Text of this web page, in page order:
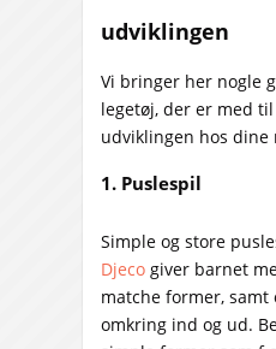
udviklingen
Vi bringer her nogle
legetøj, der er med
udviklingen hos
1. Puslespil
Simple og store
Djeco giver barnet
matche former, samt
omkring ind og ud.